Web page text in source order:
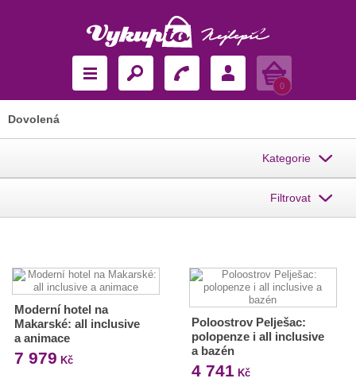
Košík
0
Dovolená
Kategorie
Filtrovat
Moderní hotel na
Makarské: all inclusive
a animace
7 979 Kč
Poloostrov Pelješac:
polopenze i all inclusive
a bazén
4 741 Kč